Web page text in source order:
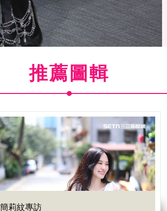
快閃店嘉賓。（圖／記者林士傑攝影）
推薦圖輯
簡莉紋專訪